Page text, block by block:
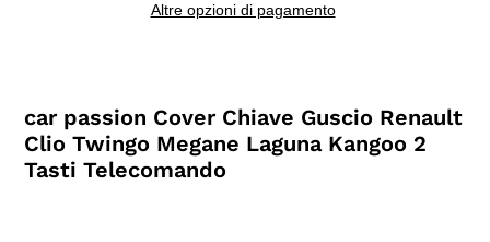
Altre opzioni di pagamento
nel
carrello
car passion Cover Chiave Guscio Renault
Clio Twingo Megane Laguna Kangoo 2
Tasti Telecomando